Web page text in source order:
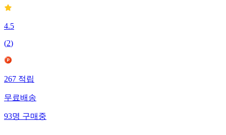
4.5
(2)
267적립
무료배송
93명구매중